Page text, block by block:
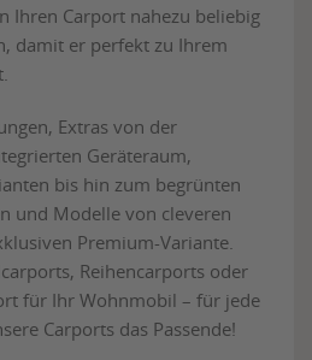
Ihren Carport nahezu beliebig
damit er perfekt zu Ihrem
Extras von der
Geräteraum,
bis hin zum begrünten
und Modelle von cleveren
Premium-Variante.
Reihencarports oder
für Ihr Wohnmobil – für jede
Carports das Passende!